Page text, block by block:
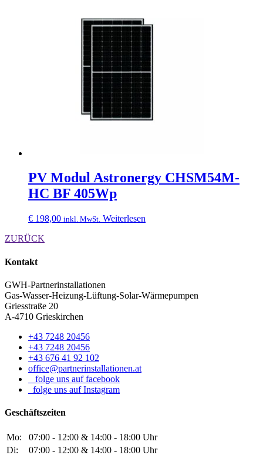
PV Modul Astronergy CHSM54M-
HC BF 405Wp
€ 198,00 inkl. MwSt. Weiterlesen
ZURÜCK
Kontakt
GWH-Partnerinstallationen
Gas-Wasser-Heizung-Lüftung-Solar-Wärmepumpen
Griesstraße 20
A-4710 Grieskirchen
+43 7248 20456
+43 7248 20456
+43 676 41 92 102
office@partnerinstallationen.at
folge uns auf facebook
folge uns auf Instagram
Geschäftszeiten
Mo:
07:00 - 12:00 & 14:00 - 18:00 Uhr
Di:
07:00 - 12:00 & 14:00 - 18:00 Uhr